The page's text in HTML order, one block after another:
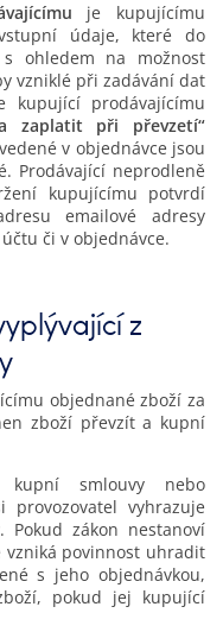
je kupujícímu
údaje, které do
ohledem na možnost
vzniklé při zadávání dat
kupující prodávajícímu
zaplatit při převzetí“
v objednávce jsou
Prodávající neprodleně
kupujícímu potvrdí
emailové adresy
či v objednávce.
z
objednané zboží za
zboží převzít a kupní
smlouvy nebo
vyhrazuje
zákon nestanoví
povinnost uhradit
s jeho objednávkou,
pokud jej kupující